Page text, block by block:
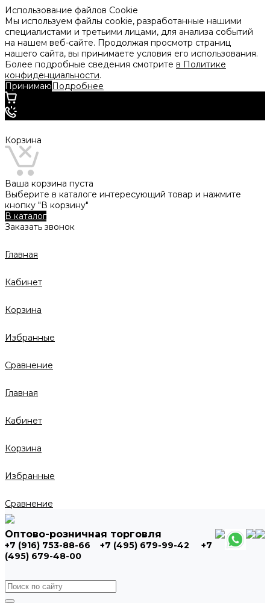
Использование файлов Cookie
Мы используем файлы cookie, разработанные нашими
специалистами и третьими лицами, для анализа событий
на нашем веб-сайте. Продолжая просмотр страниц
нашего сайта, вы принимаете условия его использования.
Более подробные сведения смотрите в Политике
конфиденциальности.
ПринимаюПодробнее
Корзина
Ваша корзина пуста
Выберите в каталоге интересующий товар и нажмите
кнопку "В корзину"
В каталог
Заказать звонок
Главная
Кабинет
Корзина
Избранные
Сравнение
Главная
Кабинет
Корзина
Избранные
Сравнение
Оптово-розничная торговля
+7 (916) 753-88-66 +7 (495) 679-99-42
+7
(495) 679-48-00